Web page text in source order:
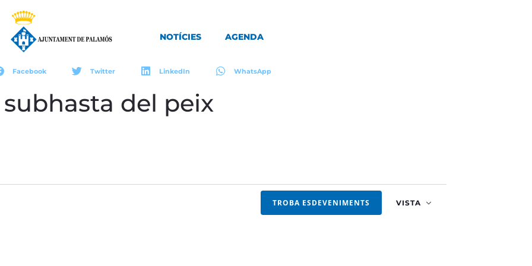
NOTÍCIES AGENDA
Facebook Twitter LinkedIn WhatsApp
del peix
TROBA ESDEVENIMENTS VISTA